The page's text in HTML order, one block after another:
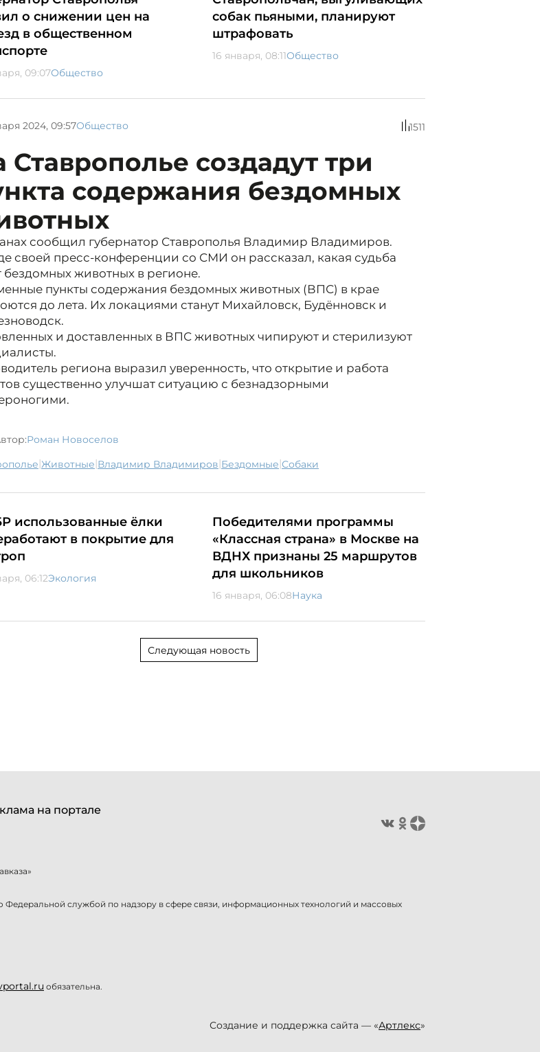
о снижении цен на
в общественном
09:07Общество
собак пьяными, планируют
штрафовать
16 января, 08:11Общество
2024, 09:57Общество 1511
Ставрополье создадут три
содержания бездомных
сообщил губернатор Ставрополья Владимир Владимиров.
своей пресс-конференции со СМИ он рассказал, какая судьба
бездомных животных в регионе.
пункты содержания бездомных животных (ВПС) в крае
до лета. Их локациями станут Михайловск, Будённовск и
и доставленных в ВПС животных чипируют и стерилизуют
региона выразил уверенность, что открытие и работа
существенно улучшат ситуацию с безнадзорными
Роман Новоселов
| животные| Владимир Владимиров| бездомные| собаки
использованные ёлки
в покрытие для
06:12Экология
Победителями программы
«Классная страна» в Москве на
ВДНХ признаны 25 маршрутов
для школьников
16 января, 06:08Наука
Следующая новость
на портале
службой по надзору в сфере связи, информационных технологий и массовых
обязательна.
Создание и поддержка сайта — «Артлекс»